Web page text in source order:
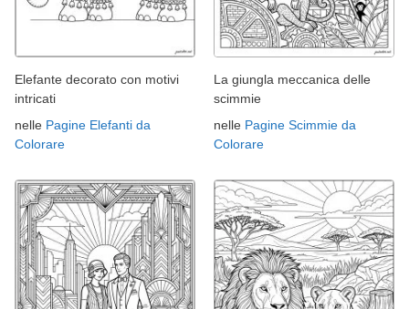
Elefante decorato con motivi
intricati
nelle Pagine Elefanti da
Colorare
La giungla meccanica delle
scimmie
nelle Pagine Scimmie da
Colorare